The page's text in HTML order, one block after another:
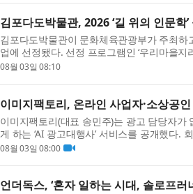
김포다도박물관, 2026 ‘길 위의 인문학
김포다도박물관이 문화체육관광부가 주최하
업에 선정됐다. 선정 프로그램인 ‘우리마을
의...
08월 03일 08:10
이미지팩토리, 온라인 사업자·소상공
이미지팩토리(대표 송민주)는 광고 담당자
게 하는 ‘AI 광고대행사’ 서비스를 공개했다.
SUM...
08월 03일 08:00
언더독스, ‘혼자 일하는 시대, 솔로프